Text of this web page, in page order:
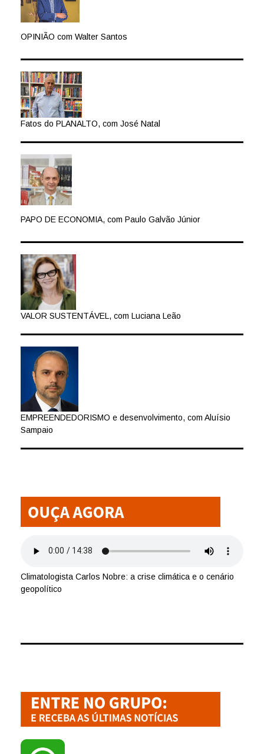
OPINIÃO com Walter Santos
Fatos do PLANALTO, com José Natal
PAPO DE ECONOMIA, com Paulo Galvão Júnior
VALOR SUSTENTÁVEL, com Luciana Leão
EMPREENDEDORISMO e desenvolvimento, com Aluísio
Sampaio
Climatologista Carlos Nobre: a crise climática e o cenário
geopolítico